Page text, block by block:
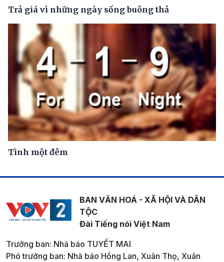
Trả giá vì những ngày sống buông thả
Tình một đêm
BAN VĂN HOÁ - XÃ HỘI VÀ DÂN
TỘC
Đài Tiếng nói Việt Nam
Trưởng ban: Nhà báo TUYẾT MAI
Phó trưởng ban: Nhà báo Hồng Lan, Xuân Thọ, Xuân